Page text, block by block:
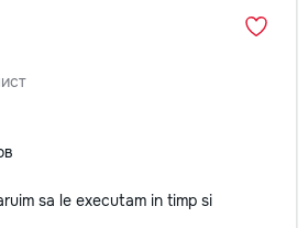
sa le executam in timp si